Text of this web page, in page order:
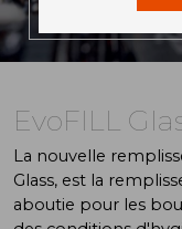
EvoFILL
La nouvelle
Glass, est la
aboutie pour les